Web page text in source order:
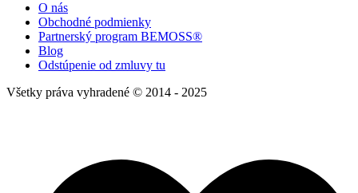
O nás
Obchodné podmienky
Partnerský program BEMOSS®
Blog
Odstúpenie od zmluvy tu
Všetky práva vyhradené © 2014 - 2025